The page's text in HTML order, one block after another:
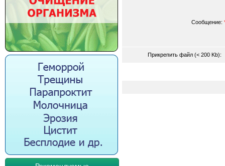
Сообщение:
Прикрепить файл (< 200